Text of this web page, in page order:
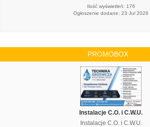
Ilość wyświetleń: 176
Ogłoszenie dodane: 23 Jul 2026
PROMOBOX
Instalacje C.O. i C.W.U.
Instalacje C.O. i C.W.U.